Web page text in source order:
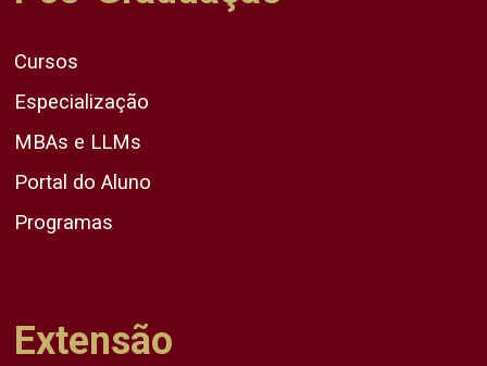
Cursos
Especialização
MBAs e LLMs
Portal do Aluno
Programas
Extensão